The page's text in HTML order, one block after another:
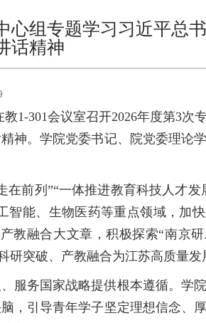
心组专题学习习近平总
话精神
1-301会议室召开2026年度第3次
神。学院党委书记、院党委理论
前列”“一体推进教育科技人才发
智能、生物医药等重点领域，加
教融合大文章，积极探索“南京
突破、产教融合为江苏高质量发
服务国家战略提供根本遵循。学
，引导青年学子坚定理想信念、